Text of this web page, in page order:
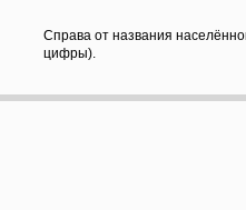
Справа от названия
цифры).